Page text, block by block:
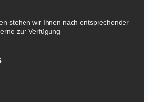
stehen wir Ihnen nach entsprechender
zur Verfügung